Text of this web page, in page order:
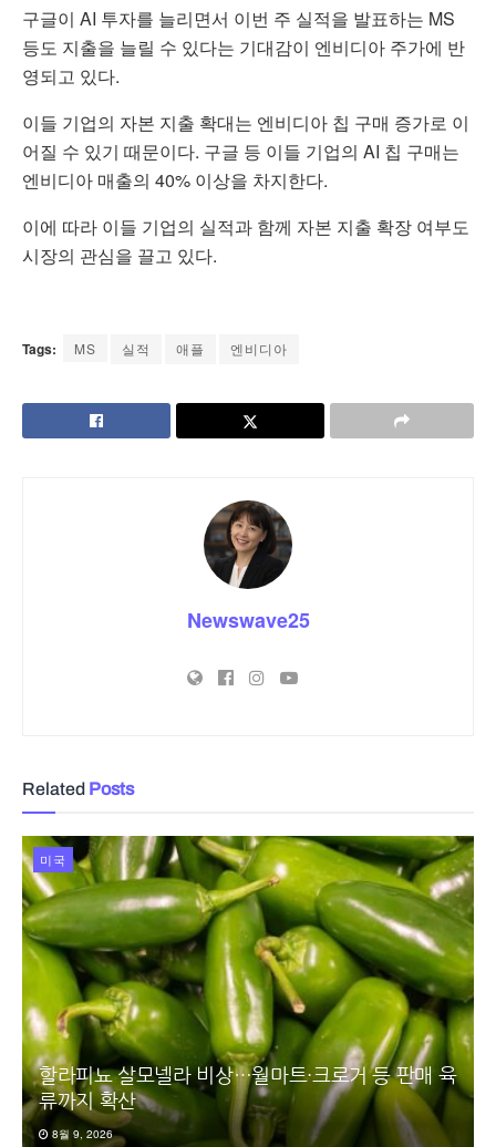
구글이 AI 투자를 늘리면서 이번 주 실적을 발표하는 MS
등도 지출을 늘릴 수 있다는 기대감이 엔비디아 주가에 반
영되고 있다.
이들 기업의 자본 지출 확대는 엔비디아 칩 구매 증가로 이
어질 수 있기 때문이다. 구글 등 이들 기업의 AI 칩 구매는
엔비디아 매출의 40% 이상을 차지한다.
이에 따라 이들 기업의 실적과 함께 자본 지출 확장 여부도
시장의 관심을 끌고 있다.
Tags: MS 실적 애플 엔비디아
Newswave25
Related Posts
미국
할라피뇨 살모넬라 비상…월마트·크로거 등 판매 육
류까지 확산
8월 9, 2026